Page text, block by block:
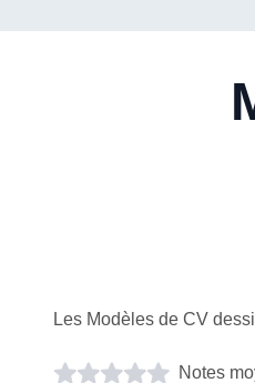
Les Modèles de CV
Notes